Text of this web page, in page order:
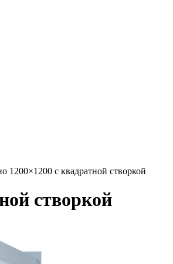
1200×1200 с квадратной створкой
створкой